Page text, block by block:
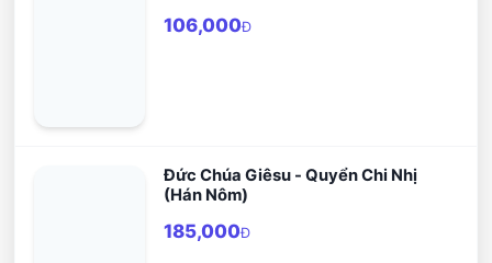
106,000Đ
Đức Chúa Giêsu - Quyển Chi Nhị
(Hán Nôm)
185,000Đ